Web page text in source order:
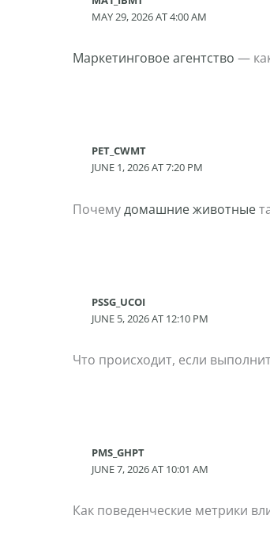
MAY 29, 2026 AT 4:00 AM
Маркетинговое агентство —
PET_CWMT
JUNE 1, 2026 AT 7:20 PM
Почемудомашние животные
PSSG_UCOI
JUNE 5, 2026 AT 12:10 PM
Что происходит, если
PMS_GHPT
JUNE 7, 2026 AT 10:01 AM
Как поведенческие метрики